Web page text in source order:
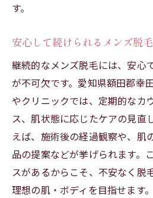
す。
安心して続けられるメンズ脱
継続的なメンズ脱毛には、安心
が不可欠です。愛知県額田郡幸
やクリニックでは、定期的なカ
ス、肌状態に応じたケアの見直
えば、施術後の経過観察や、肌
品の提案などが挙げられます。
スがあるからこそ、不安なく脱
理想の肌・ボディを目指せます。